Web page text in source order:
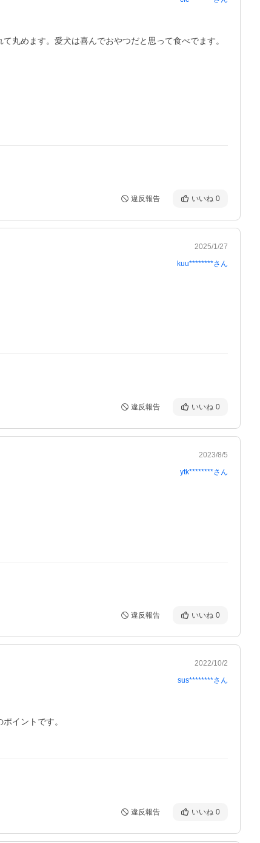
丸めます。愛犬は喜んでおやつだと思って食べでます。
違反報告 いいね 0
2025/1/27
kuu********さん
違反報告 いいね 0
2023/8/5
ytk********さん
違反報告 いいね 0
2022/10/2
sus********さん
イントです。
違反報告 いいね 0